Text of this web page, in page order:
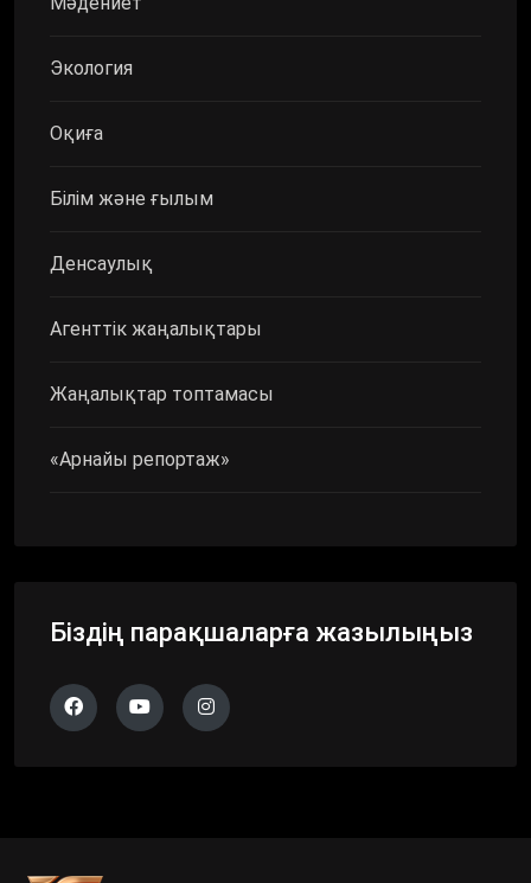
Экология
Оқиға
Білім және ғылым
Денсаулық
Агенттік жаңалықтары
Жаңалықтар топтамасы
«Арнайы репортаж»
Біздің парақшаларға жазылыңыз